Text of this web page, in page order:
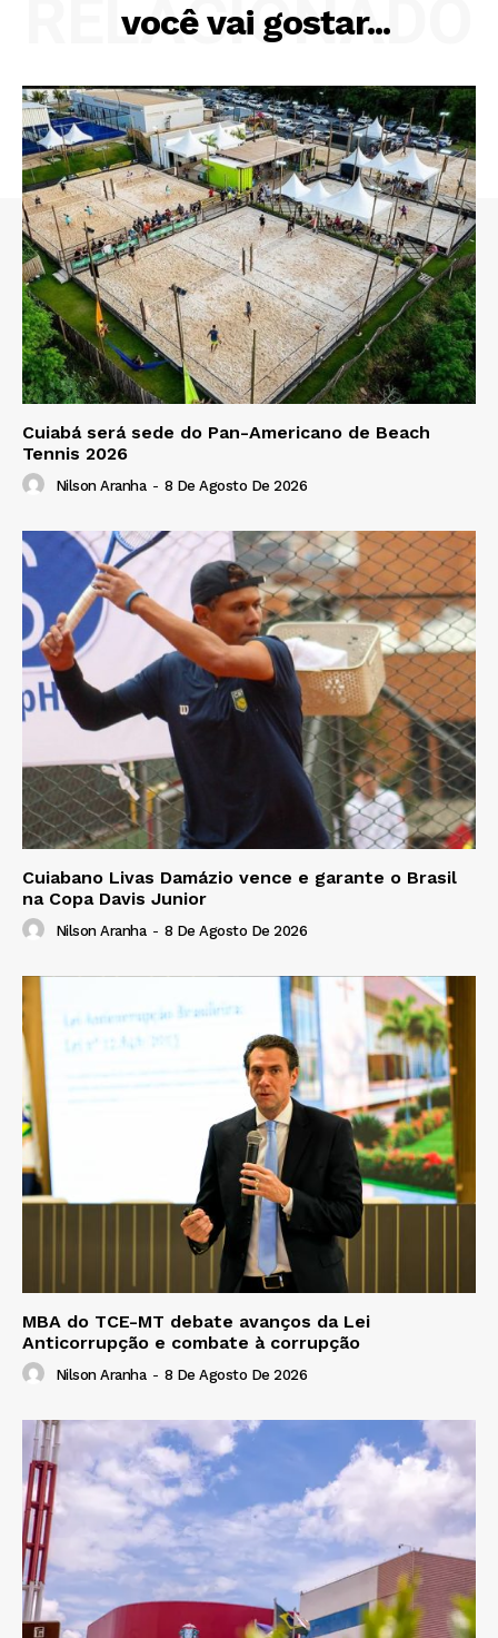
você vai gostar...
RELACIONADO
Cuiabá será sede do Pan-Americano de Beach
Tennis 2026
Nilson Aranha - 8 De Agosto De 2026
Cuiabano Livas Damázio vence e garante o Brasil
na Copa Davis Junior
Nilson Aranha - 8 De Agosto De 2026
MBA do TCE-MT debate avanços da Lei
Anticorrupção e combate à corrupção
Nilson Aranha - 8 De Agosto De 2026